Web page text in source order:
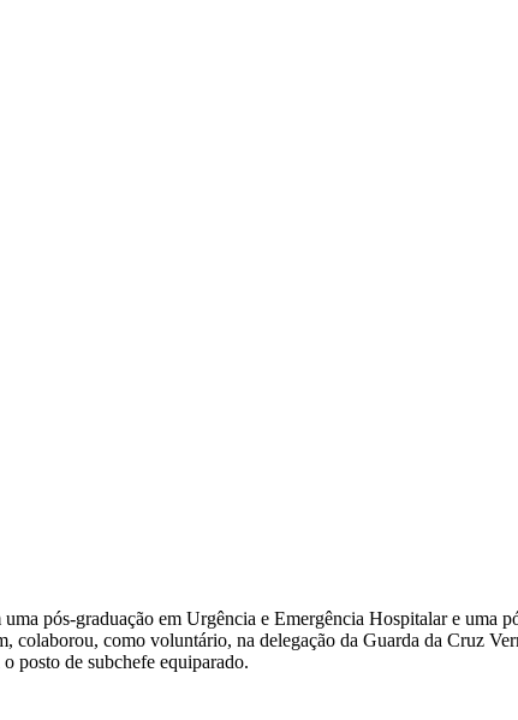
pós-graduação em Urgência e Emergência Hospitalar e uma
colaborou, como voluntário, na delegação da Guarda da Cruz
posto de subchefe equiparado.